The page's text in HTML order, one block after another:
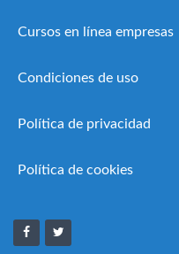
Cursos en línea empresas
Condiciones de uso
Política de privacidad
Política de cookies